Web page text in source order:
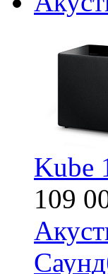
Kube
109